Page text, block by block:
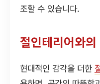
조할 수 있습니다.
절인테리어와
현대적인 감각을 더한